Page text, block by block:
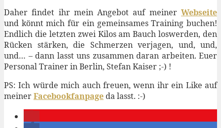
Daher findet ihr mein Angebot auf meiner Webseite
und könnt mich für ein gemeinsames Training buchen!
Endlich die letzten zwei Kilos am Bauch loswerden, den
Rücken stärken, die Schmerzen verjagen, und, und,
und… – dann lasst uns zusammen daran arbeiten. Euer
Personal Trainer in Berlin, Stefan Kaiser ;-) !
PS: Ich würde mich auch freuen, wenn ihr ein Like auf
meinerFacebookfanpageda lasst. :-)